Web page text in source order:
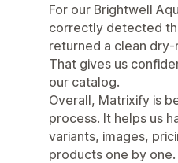
For our Brightwell
correctly detected
returned a clean
That gives us
our catalog.
Overall, Matrixify is
process. It helps us
variants, images,
products one by